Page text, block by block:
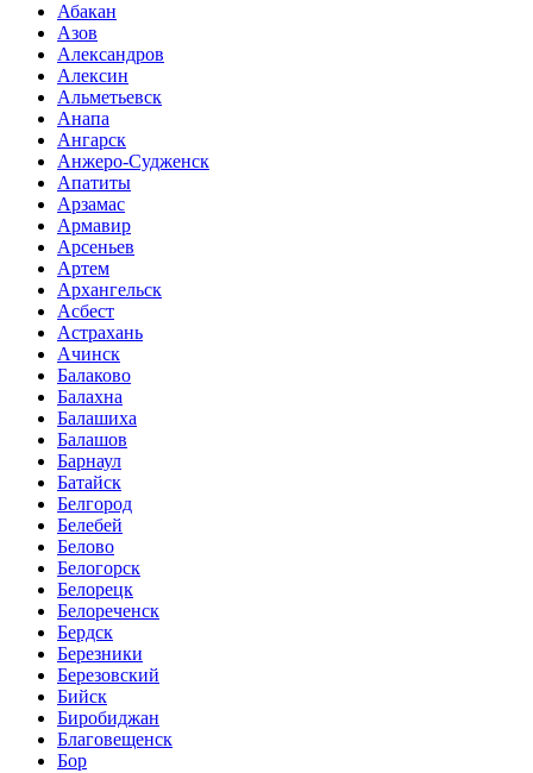
Абакан
Азов
Александров
Алексин
Альметьевск
Анапа
Ангарск
Анжеро-Судженск
Апатиты
Арзамас
Армавир
Арсеньев
Артем
Архангельск
Асбест
Астрахань
Ачинск
Балаково
Балахна
Балашиха
Балашов
Барнаул
Батайск
Белгород
Белебей
Белово
Белогорск
Белорецк
Белореченск
Бердск
Березники
Березовский
Бийск
Биробиджан
Благовещенск
Бор